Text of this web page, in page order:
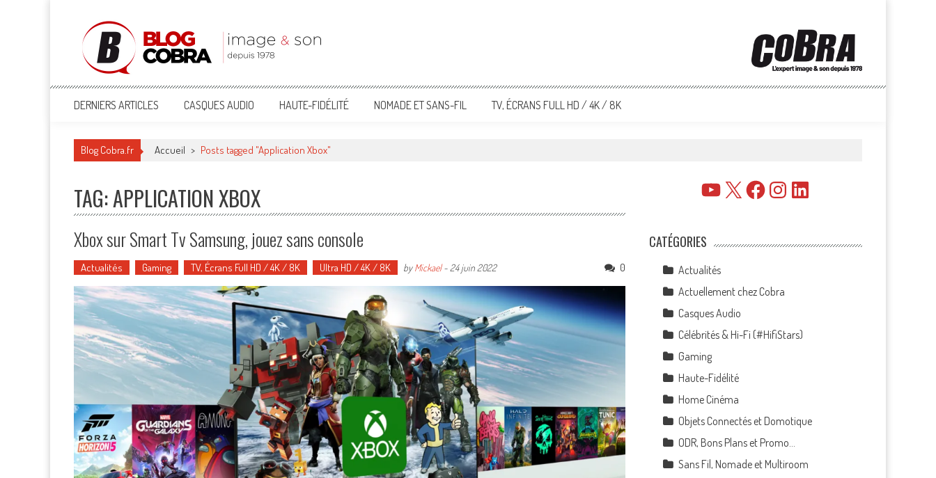
Blog Cobra
Toute l'actu Image & Son !
DERNIERS ARTICLES CASQUES AUDIO HAUTE-FIDÉLITÉ NOMADE ET SANS-FIL TV, ÉCRANS FULL HD / 4K / 8K
Blog Cobra.fr Accueil > Posts tagged "Application Xbox"
TAG: APPLICATION XBOX
Xbox sur Smart Tv Samsung, jouez sans console
Actualités Gaming TV, Écrans Full HD / 4K / 8K Ultra HD / 4K / 8K byMickael- 24 juin 2022 0
YouTube
X FacebookInstagramLinkedIn
CATÉGORIES
Actualités
Actuellement chez Cobra
Casques Audio
Célébrités & Hi-Fi (#HifiStars)
Gaming
Haute-Fidélité
Home Cinéma
Objets Connectés et Domotique
ODR, Bons Plans et Promo…
Sans Fil, Nomade et Multiroom